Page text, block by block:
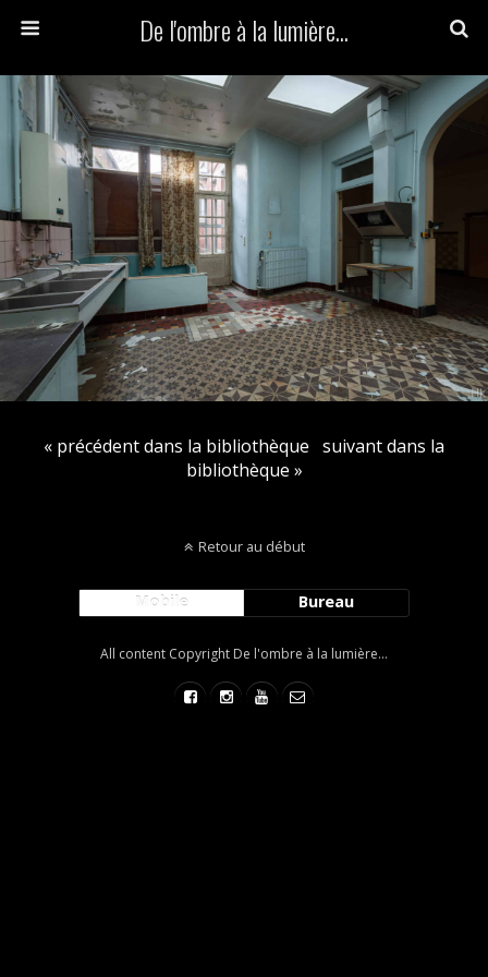
De l'ombre à la lumière...
« précédent dans la bibliothèque suivant dans la
bibliothèque »
Retour au début
Mobile Bureau
All content Copyright De l'ombre à la lumière...